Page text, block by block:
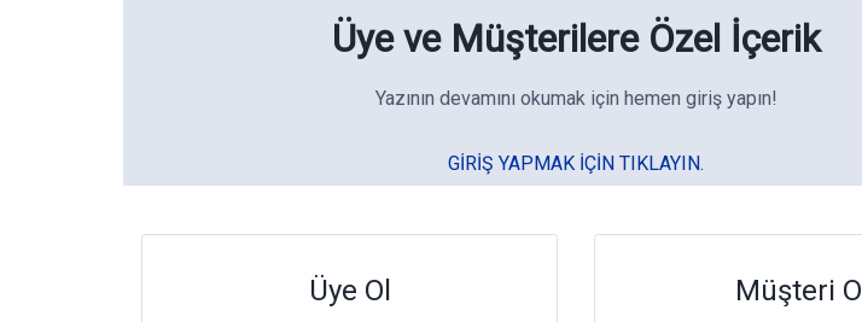
Üye ve Müşterilere Özel İçerik
Yazının devamını okumak için hemen giriş yapın!
GIRIŞ YAPMAK IÇIN TIKLAYIN.
Üye Ol Müşteri Ol